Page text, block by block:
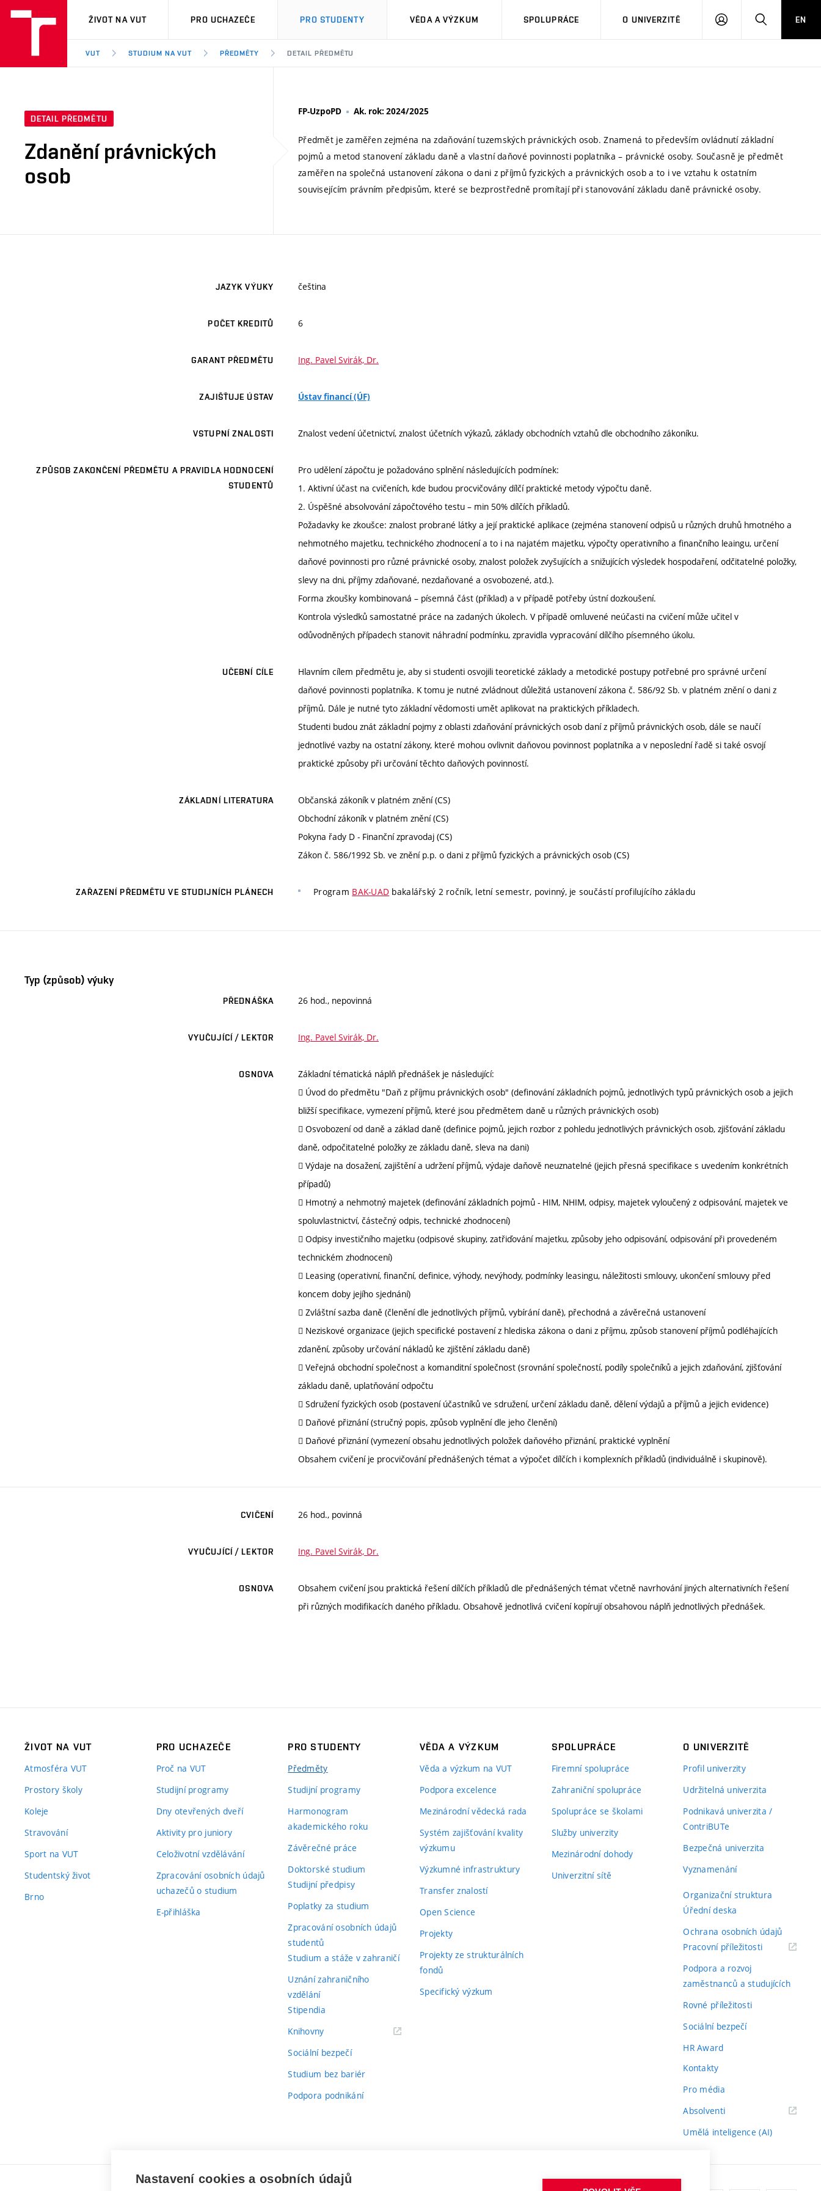
VUT
ŽIVOT NA VUT PRO UCHAZEČE PRO STUDENTY VĚDA A VÝZKUM SPOLUPRÁCE O UNIVERZITĚ
PŘIHLÁSIT HLEDATEN
VUT STUDIUM NA VUT PŘEDMĚTY DETAIL PŘEDMĚTU
DETAIL PŘEDMĚTU
Zdanění právnických
osob
FP-UzpoPD Ak. rok: 2024/2025
Předmět je zaměřen zejména na zdaňování tuzemských právnických osob. Znamená to především ovládnutí základní
pojmů a metod stanovení základu daně a vlastní daňové povinnosti poplatníka – právnické osoby. Současně je předmět
zaměřen na společná ustanovení zákona o dani z příjmů fyzických a právnických osob a to i ve vztahu k ostatním
souvisejícím právním předpisům, které se bezprostředně promítají při stanovování základu daně právnické osoby.
JAZYK VÝUKY čeština
POČET KREDITŮ 6
GARANT PŘEDMĚTU Ing. Pavel Svirák, Dr.
ZAJIŠŤUJE ÚSTAV Ústav financí (ÚF)
VSTUPNÍ ZNALOSTI Znalost vedení účetnictví, znalost účetních výkazů, základy obchodních vztahů dle obchodního zákoníku.
ZPŮSOB ZAKONČENÍ PŘEDMĚTU A PRAVIDLA HODNOCENÍ
STUDENTŮ
Pro udělení zápočtu je požadováno splnění následujících podmínek:
1. Aktivní účast na cvičeních, kde budou procvičovány dílčí praktické metody výpočtu daně.
2. Úspěšné absolvování zápočtového testu – min 50% dílčích příkladů.
Požadavky ke zkoušce: znalost probrané látky a její praktické aplikace (zejména stanovení odpisů u různých druhů hmotného a
nehmotného majetku, technického zhodnocení a to i na najatém majetku, výpočty operativního a finančního leaingu, určení
daňové povinnosti pro různé právnické osoby, znalost položek zvyšujících a snižujících výsledek hospodaření, odčitatelné položky,
slevy na dni, příjmy zdaňované, nezdaňované a osvobozené, atd.).
Forma zkoušky kombinovaná – písemná část (příklad) a v případě potřeby ústní dozkoušení.
Kontrola výsledků samostatné práce na zadaných úkolech. V případě omluvené neúčasti na cvičení může učitel v
odůvodněných případech stanovit náhradní podmínku, zpravidla vypracování dílčího písemného úkolu.
UČEBNÍ CÍLE
Hlavním cílem předmětu je, aby si studenti osvojili teoretické základy a metodické postupy potřebné pro správné určení
daňové povinnosti poplatníka. K tomu je nutné zvládnout důležitá ustanovení zákona č. 586/92 Sb. v platném znění o dani z
příjmů. Dále je nutné tyto základní vědomosti umět aplikovat na praktických příkladech.
Studenti budou znát základní pojmy z oblasti zdaňování právnických osob daní z příjmů právnických osob, dále se naučí
jednotlivé vazby na ostatní zákony, které mohou ovlivnit daňovou povinnost poplatníka a v neposlední řadě si také osvojí
praktické způsoby při určování těchto daňových povinností.
ZÁKLADNÍ LITERATURA
Občanská zákoník v platném znění (CS)
Obchodní zákoník v platném znění (CS)
Pokyna řady D - Finanční zpravodaj (CS)
Zákon č. 586/1992 Sb. ve znění p.p. o dani z příjmů fyzických a právnických osob (CS)
ZAŘAZENÍ PŘEDMĚTU VE STUDIJNÍCH PLÁNECH Program BAK-UAD bakalářský 2 ročník, letní semestr, povinný, je součástí profilujícího základu
Typ (způsob) výuky
PŘEDNÁŠKA 26 hod., nepovinná
VYUČUJÍCÍ / LEKTOR Ing. Pavel Svirák, Dr.
OSNOVA
Základní tématická náplň přednášek je následující:
 Úvod do předmětu "Daň z příjmu právnických osob" (definování základních pojmů, jednotlivých typů právnických osob a jejich
bližší specifikace, vymezení příjmů, které jsou předmětem daně u různých právnických osob)
 Osvobození od daně a základ daně (definice pojmů, jejich rozbor z pohledu jednotlivých právnických osob, zjišťování základu
daně, odpočitatelné položky ze základu daně, sleva na dani)
 Výdaje na dosažení, zajištění a udržení příjmů, výdaje daňově neuznatelné (jejich přesná specifikace s uvedením konkrétních
případů)
 Hmotný a nehmotný majetek (definování základních pojmů - HIM, NHIM, odpisy, majetek vyloučený z odpisování, majetek ve
spoluvlastnictví, částečný odpis, technické zhodnocení)
 Odpisy investičního majetku (odpisové skupiny, zatřiďování majetku, způsoby jeho odpisování, odpisování při provedeném
technickém zhodnocení)
 Leasing (operativní, finanční, definice, výhody, nevýhody, podmínky leasingu, náležitosti smlouvy, ukončení smlouvy před
koncem doby jejího sjednání)
 Zvláštní sazba daně (členění dle jednotlivých příjmů, vybírání daně), přechodná a závěrečná ustanovení
 Neziskové organizace (jejich specifické postavení z hlediska zákona o dani z příjmu, způsob stanovení příjmů podléhajících
zdanění, způsoby určování nákladů ke zjištění základu daně)
 Veřejná obchodní společnost a komanditní společnost (srovnání společností, podíly společníků a jejich zdaňování, zjišťování
základu daně, uplatňování odpočtu
 Sdružení fyzických osob (postavení účastníků ve sdružení, určení základu daně, dělení výdajů a příjmů a jejich evidence)
 Daňové přiznání (stručný popis, způsob vyplnění dle jeho členění)
 Daňové přiznání (vymezení obsahu jednotlivých položek daňového přiznání, praktické vyplnění
Obsahem cvičení je procvičování přednášených témat a výpočet dílčích i komplexních příkladů (individuálně i skupinově).
CVIČENÍ 26 hod., povinná
VYUČUJÍCÍ / LEKTOR Ing. Pavel Svirák, Dr.
OSNOVA
Obsahem cvičení jsou praktická řešení dílčích příkladů dle přednášených témat včetně navrhování jiných alternativních řešení
při různých modifikacích daného příkladu. Obsahově jednotlivá cvičení kopírují obsahovou náplň jednotlivých přednášek.
ŽIVOT NA VUT
Atmosféra VUT
Prostory školy
Koleje
Stravování
Sport na VUT
Studentský život
Brno
PRO UCHAZEČE
Proč na VUT
Studijní programy
Dny otevřených dveří
Aktivity pro juniory
Celoživotní vzdělávání
Zpracování osobních údajů
uchazečů o studium
E-přihláška
PRO STUDENTY
Předměty
Studijní programy
Harmonogram
akademického roku
Závěrečné práce
Doktorské studium
Studijní předpisy
Poplatky za studium
Zpracování osobních údajů
studentů
Studium a stáže v zahraničí
Uznání zahraničního
vzdělání
Stipendia
Knihovny(externí
Sociální bezpečí
Studium bez bariér
Podpora podnikání
VĚDA A VÝZKUM
Věda a výzkum na VUT
Podpora excelence
Mezinárodní vědecká rada
Systém zajišťování kvality
výzkumu
Výzkumné infrastruktury
Transfer znalostí
Open Science
Projekty
Projekty ze strukturálních
fondů
Specifický výzkum
SPOLUPRÁCE
Firemní spolupráce
Zahraniční spolupráce
Spolupráce se školami
Služby univerzity
Mezinárodní dohody
Univerzitní sítě
O UNIVERZITĚ
Profil univerzity
Udržitelná univerzita
Podnikavá univerzita /
ContriBUTe
Bezpečná univerzita
Vyznamenání
Organizační struktura
Úřední deska
Ochrana osobních údajů
Pracovní příležitosti(externí
Podpora a rozvoj
zaměstnanců a studujících
Rovné příležitosti
Sociální bezpečí
HR Award
Kontakty
Pro média
Absolventi(externí
Umělá inteligence (AI)
Nastavení cookies a osobních údajů